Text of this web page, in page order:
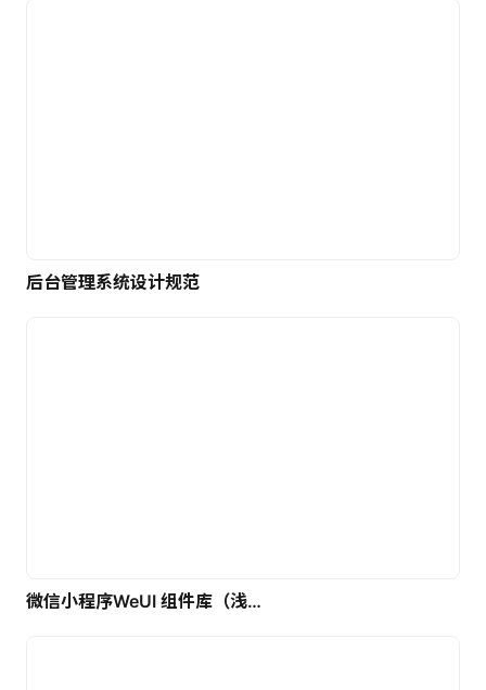
后台管理系统设计规范
微信小程序WeUI 组件库（浅色）| 免费UI设计素材